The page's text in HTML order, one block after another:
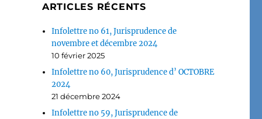
ARTICLES RÉCENTS
Infolettre no 61, Jurisprudence de
novembre et décembre 2024
10 février 2025
Infolettre no 60, Jurisprudence d’ OCTOBRE
2024
21 décembre 2024
Infolettre no 59, Jurisprudence de